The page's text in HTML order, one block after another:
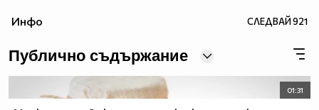
Инфо СЛЕДВАЙ921
Публично съдържание
01:31